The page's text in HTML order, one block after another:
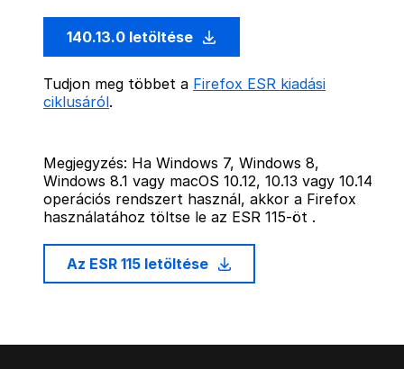
140.13.0 letöltése
Tudjon meg többet a Firefox ESR kiadási
ciklusáról.
Megjegyzés: Ha Windows 7, Windows 8,
Windows 8.1 vagy macOS 10.12, 10.13 vagy 10.14
operációs rendszert használ, akkor a Firefox
használatához töltse le az ESR 115-öt .
Az ESR 115 letöltése